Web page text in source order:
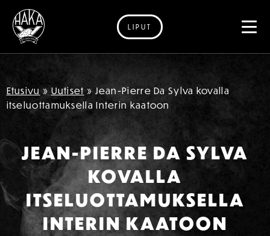
Siirry sisältöön
LIPUT
Etusivu » Uutiset » Jean-Pierre Da Sylva kovalla
itseluottamuksella Interin kaatoon
JEAN-PIERRE DA SYLVA
KOVALLA
ITSELUOTTAMUKSELLA
INTERIN KAATOON